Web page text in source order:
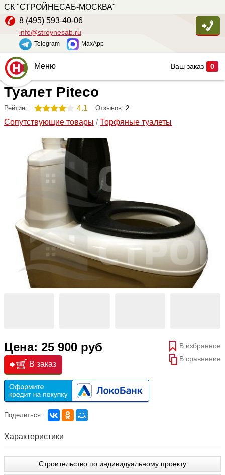
СК "СТРОЙНЕСАБ-МОСКВА"
8 (495) 593-40-06
info@stroynesab.ru
Telegram MaxApp
Ваш заказ 0
Главная
Каталог
Услуги
Наши работы
Сопутствующие товары
О компании
Контакты
Меню
Туалет Piteco
Рейтинг: 4.1 Отзывов: 2
Сопутствующие товары /Торфяные туалеты
Цена: 25 900 руб
В избранное
В сравнение
В заказ
Поделиться:
Характеристики
Строительство по индивидуальному проекту